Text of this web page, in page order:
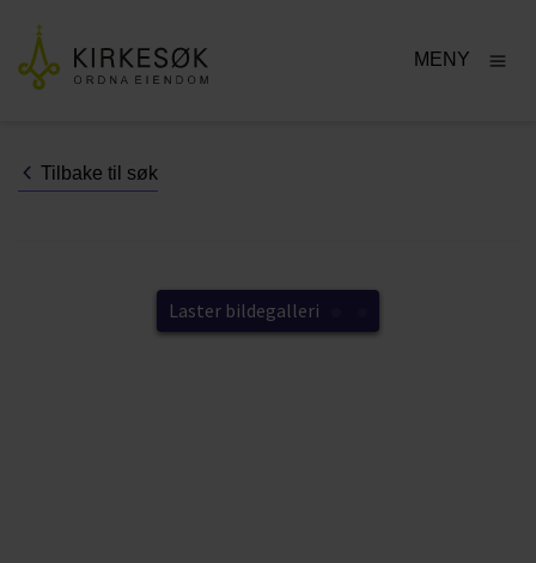
MENY
Tilbake til søk
Laster bildegalleri